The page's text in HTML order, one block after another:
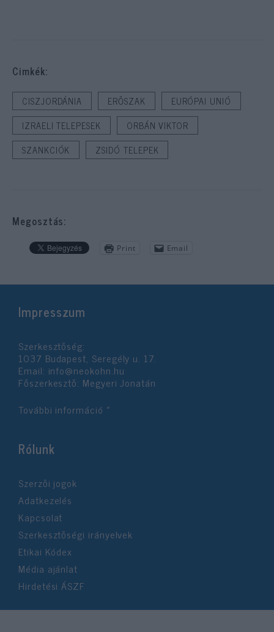
Cimkék:
CISZJORDÁNIA ERŐSZAK
EURÓPAI UNIÓ
IZRAELI TELEPESEK
ORBÁN VIKTOR
SZANKCIÓK
ZSIDÓ TELEPEK
Megosztás:
Print Email
Impresszum
Szerkesztőség:
1037 Budapest, Seregély u. 17.
Email: info@neokohn.hu
Főszerkesztő: Megyeri Jonatán
További információ »
Rólunk
Szerzői jogok
Adatkezelés
Kapcsolat
Szerkesztőségi irányelvek
Etikai Kódex
Média ajánlat
Hirdetési ÁSZF